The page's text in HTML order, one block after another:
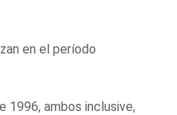
en el período
1996, ambos inclusive,